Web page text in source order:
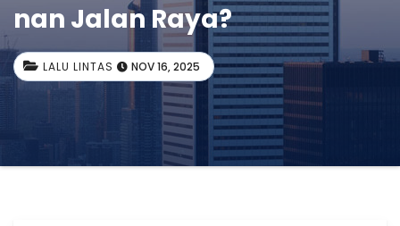
nan Jalan Raya?
LALU LINTAS NOV 16, 2025